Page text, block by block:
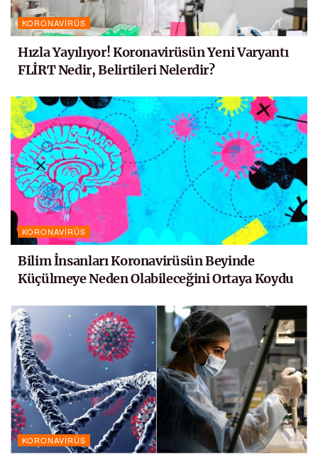
KORONAVIRÜS
Hızla Yayılıyor! Koronavirüsün Yeni Varyantı
FLİRT Nedir, Belirtileri Nelerdir?
KORONAVIRÜS
Bilim İnsanları Koronavirüsün Beyinde
Küçülmeye Neden Olabileceğini Ortaya Koydu
KORONAVIRÜS